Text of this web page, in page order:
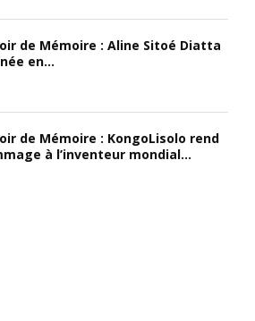
de Mémoire : Aline Sitoé Diatta
en...
de Mémoire : KongoLisolo rend
à l’inventeur mondial...